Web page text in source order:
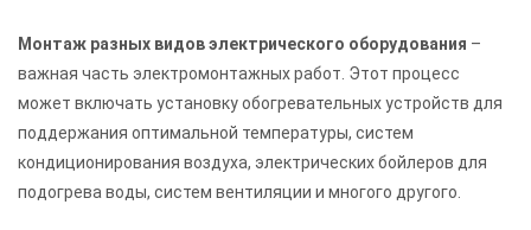
Монтаж разных видов электрического оборудования –
важная часть электромонтажных работ. Этот процесс
может включать установку обогревательных устройств для
поддержания оптимальной температуры, систем
кондиционирования воздуха, электрических бойлеров для
подогрева воды, систем вентиляции и многого другого.